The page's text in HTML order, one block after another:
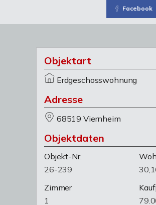
Facebook
Objektart
Erdgeschosswohnung
Adresse
68519 Viernheim
Objektdaten
Objekt-Nr.
26-239
Zimmer
1